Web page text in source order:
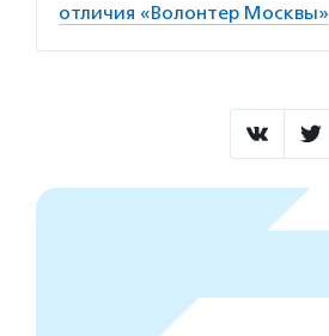
отличия «Волонтер Москвы»